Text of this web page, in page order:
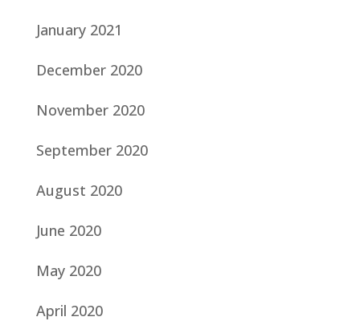
January 2021
December 2020
November 2020
September 2020
August 2020
June 2020
May 2020
April 2020